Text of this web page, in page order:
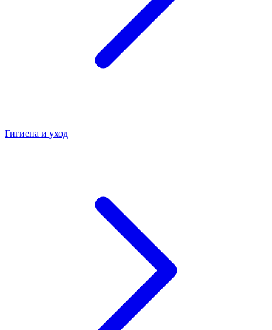
Гигиена и уход